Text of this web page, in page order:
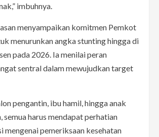
imbuhnya.
menyampaikan komitmen Pemkot
menurunkan angka stunting hingga di
pada 2026. Ia menilai peran
sentral dalam mewujudkan target
pengantin, ibu hamil, hingga anak
semua harus mendapat perhatian
mengenai pemeriksaan kesehatan